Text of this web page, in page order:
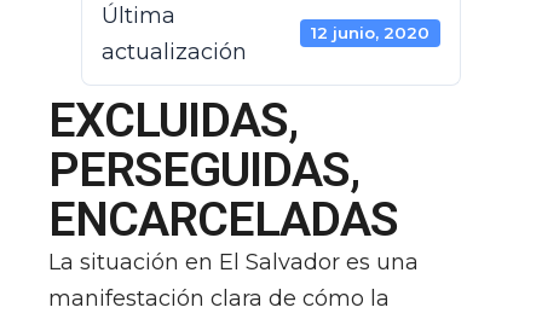
Última
actualización
12 junio, 2020
EXCLUIDAS,
PERSEGUIDAS,
ENCARCELADAS
La situación en El Salvador es una
manifestación clara de cómo la